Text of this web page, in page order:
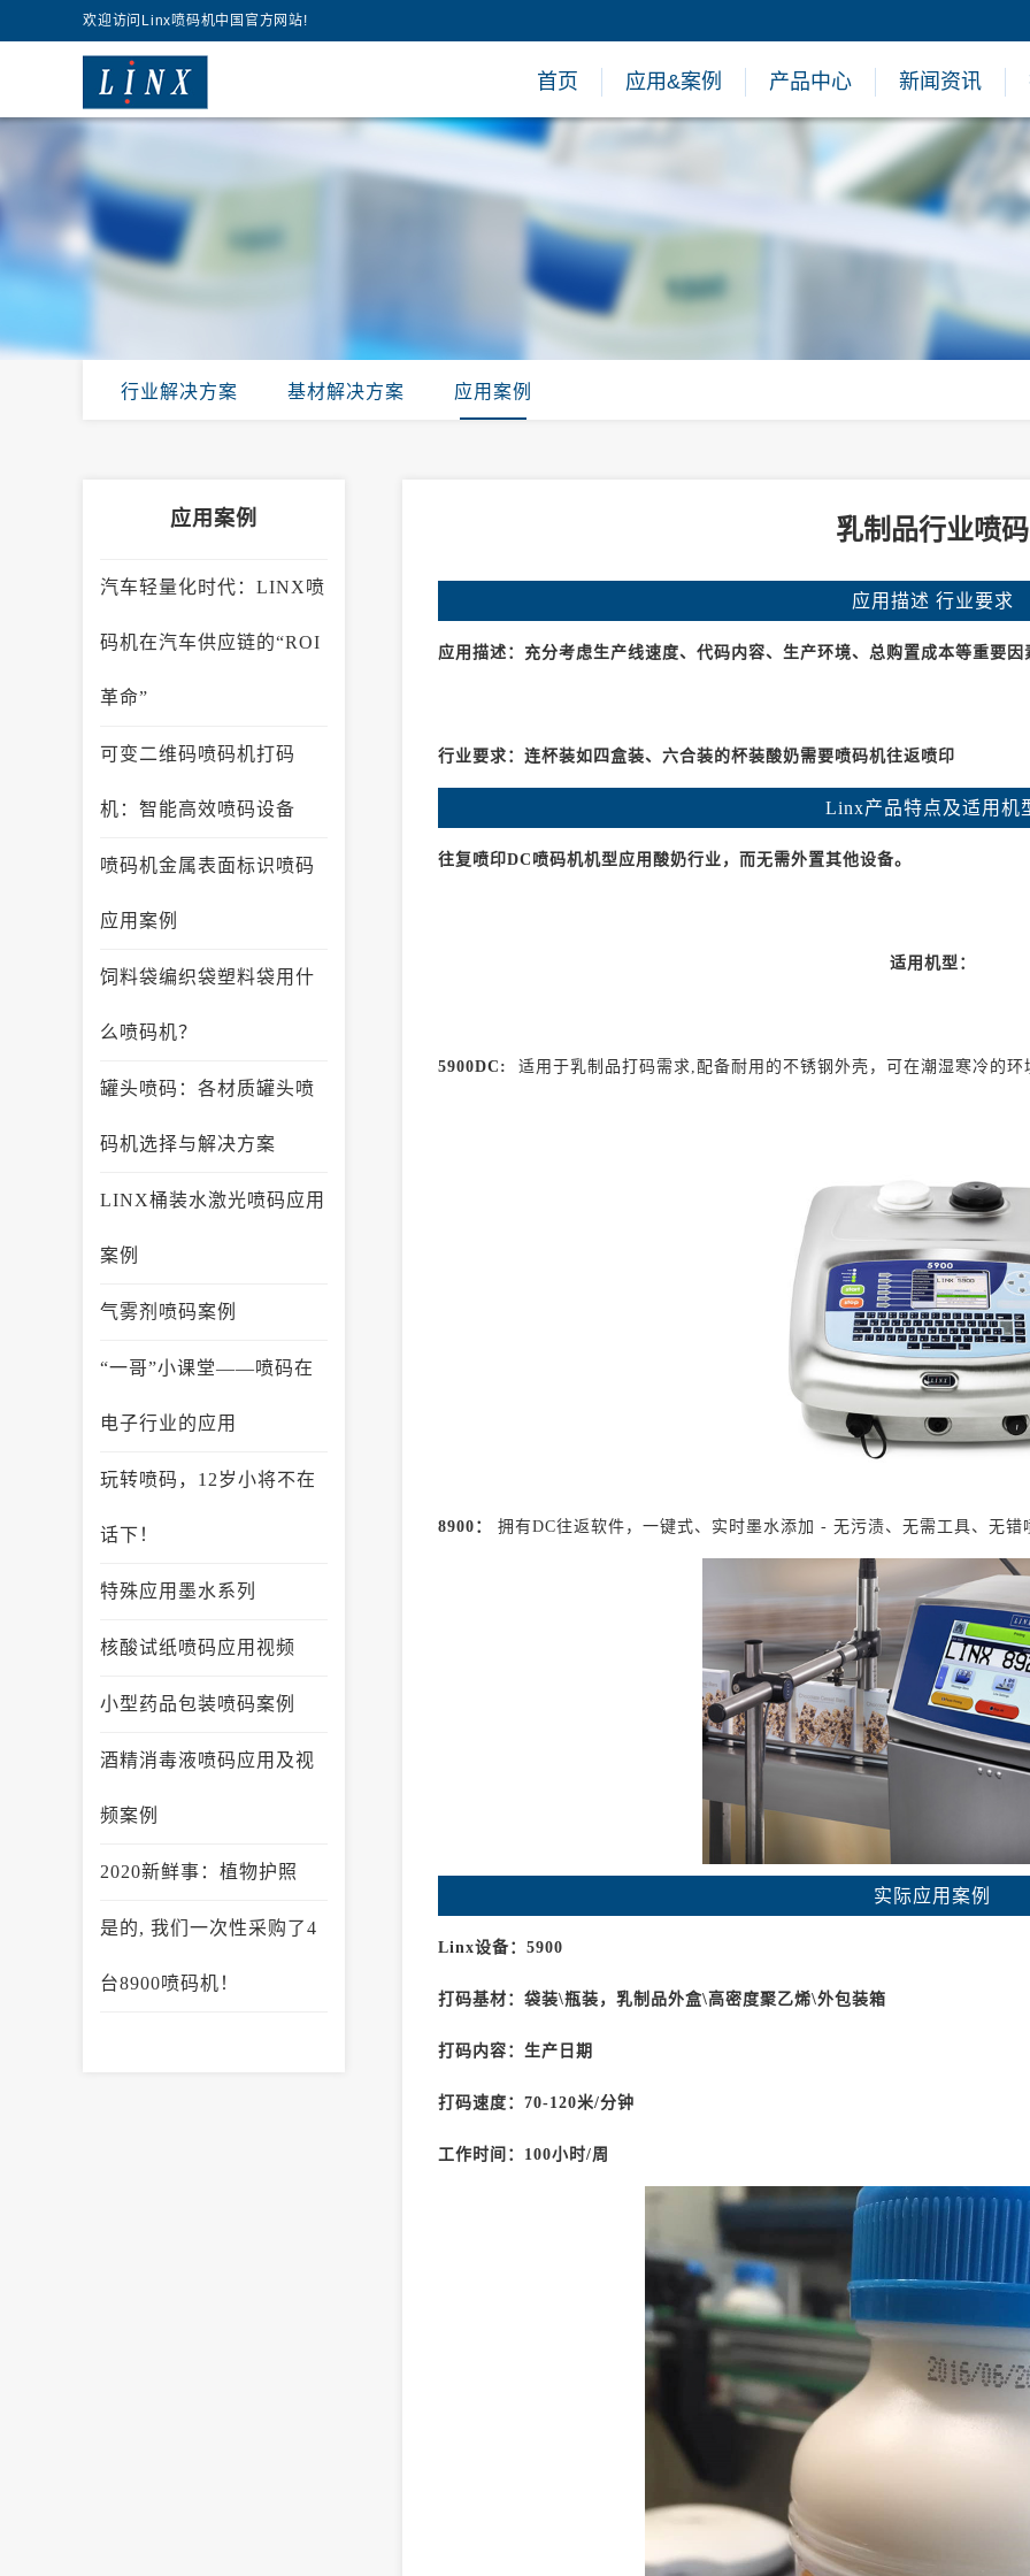
欢迎访问Linx喷码机中国官方网站!
首页 应用&案例 产品中心 新闻资讯
行业解决方案 基材解决方案 应用案例
应用案例
汽车轻量化时代：LINX喷
码机在汽车供应链的“ROI
革命”
可变二维码喷码机打码
机：智能高效喷码设备
喷码机金属表面标识喷码
应用案例
饲料袋编织袋塑料袋用什
么喷码机？
罐头喷码：各材质罐头喷
码机选择与解决方案
LINX桶装水激光喷码应用
案例
气雾剂喷码案例
“一哥”小课堂——喷码在
电子行业的应用
玩转喷码，12岁小将不在
话下！
特殊应用墨水系列
核酸试纸喷码应用视频
小型药品包装喷码案例
酒精消毒液喷码应用及视
频案例
2020新鲜事：植物护照
是的, 我们一次性采购了4
台8900喷码机！
乳制品行业喷码
应用描述 行业要求
应用描述：充分考虑生产线速度、代码内容、生产环境、总购置成本等重要因
行业要求：连杯装如四盒装、六合装的杯装酸奶需要喷码机往返喷印
Linx产品特点及适用机
往复喷印DC喷码机机型应用酸奶行业，而无需外置其他设备。
适用机型：
5900DC: 适用于乳制品打码需求,配备耐用的不锈钢外壳，可在潮湿寒冷的
8900： 拥有DC往返软件，一键式、实时墨水添加 - 无污渍、无需工具、无错
实际应用案例
Linx设备：5900
打码基材：袋装\瓶装，乳制品外盒\高密度聚乙烯\外包装箱
打码内容：生产日期
打码速度：70-120米/分钟
工作时间：100小时/周